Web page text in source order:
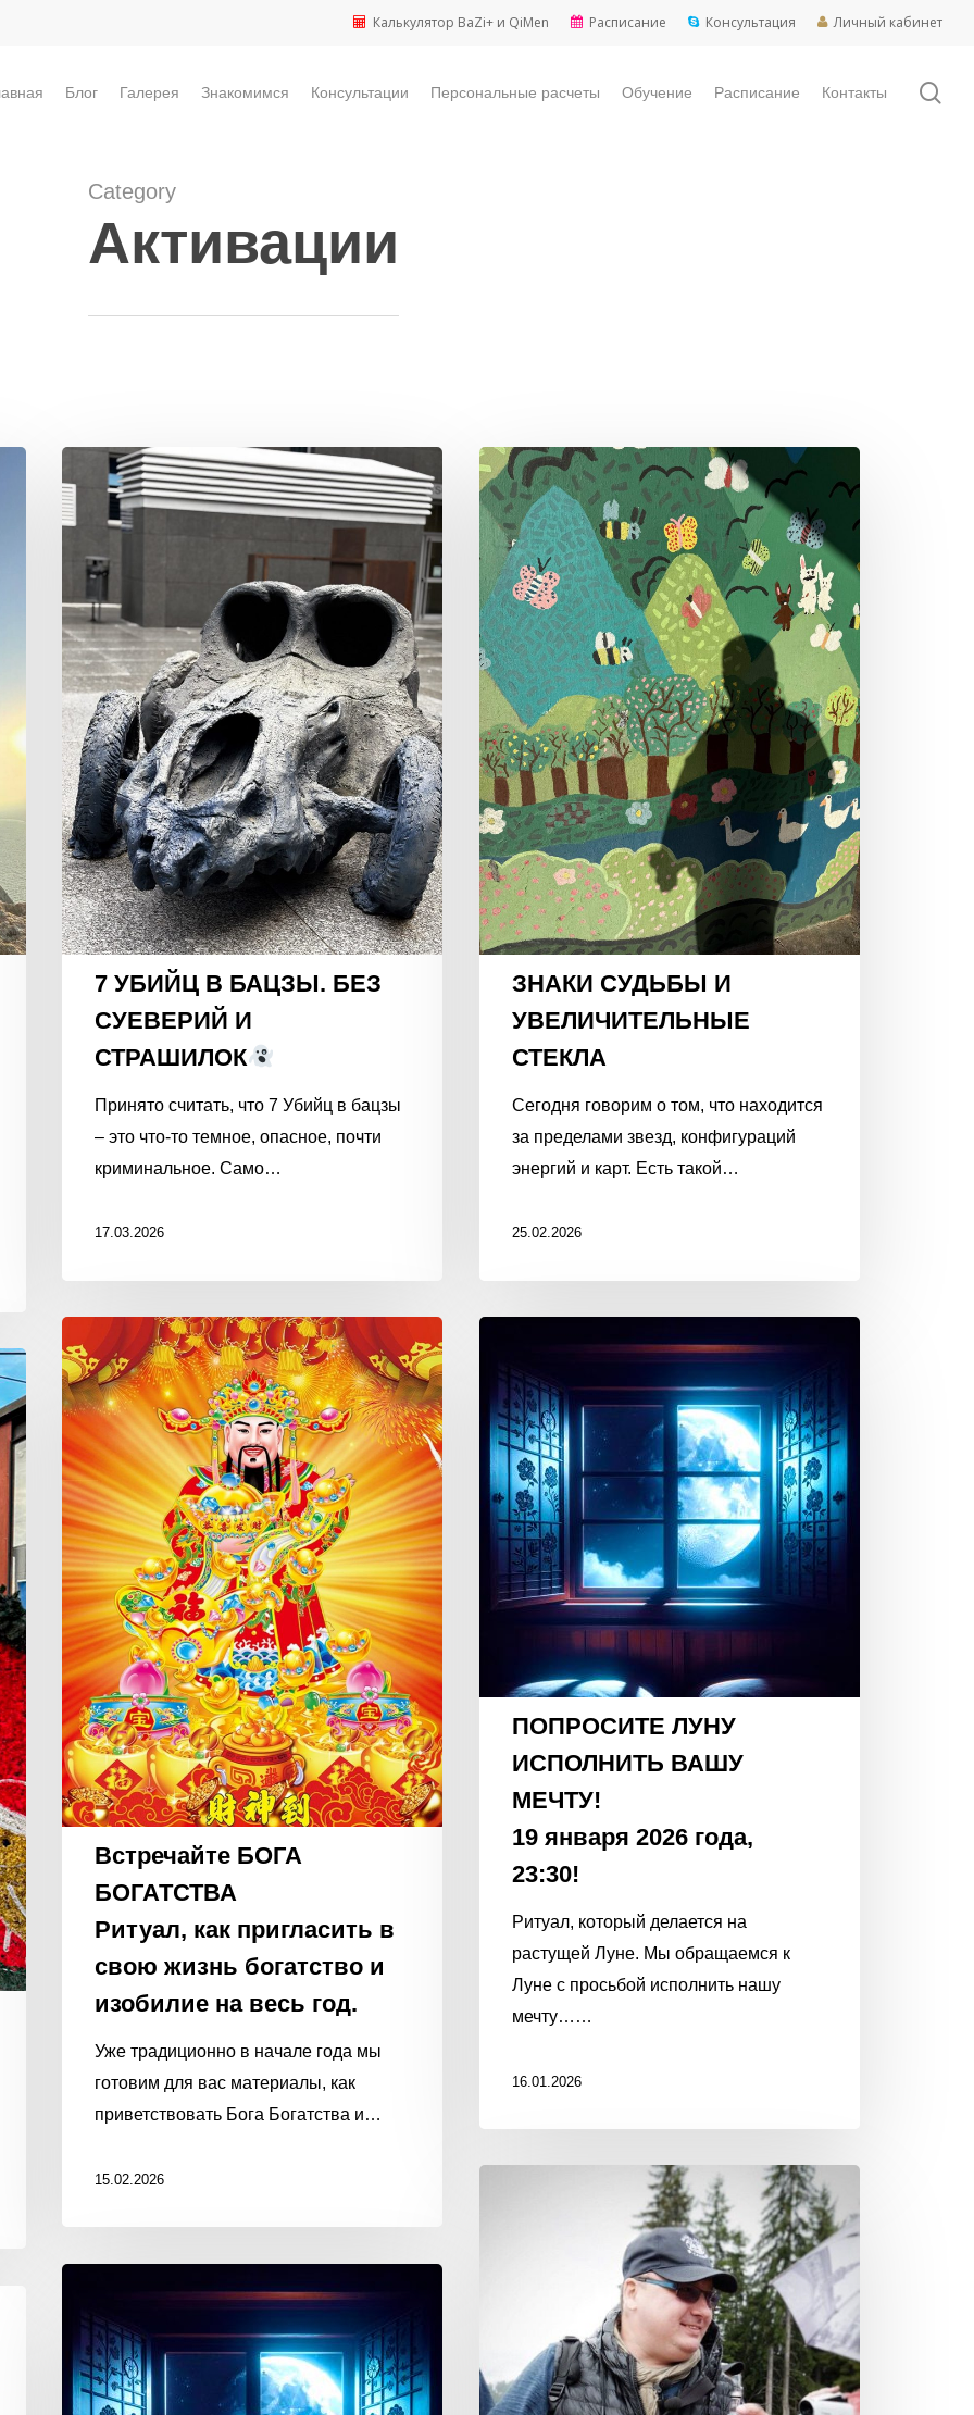
Калькулятор BaZi+ и QiMen Расписание Консультация Личный кабинет
Блог Галерея Знакомимся Консультации Персональные расчеты Обучение Расписание Контакты
Category
Активации
УБИЙЦ
В
БАЦЗЫ.
СУЕВЕРИЙ
И
СТРАШИЛОК
7 УБИЙЦ В БАЦЗЫ. БЕЗ
СУЕВЕРИЙ И
СТРАШИЛОК
Принято считать, что 7 Убийц в бацзы
– это что-то темное, опасное, почти
криминальное. Само…
17.03.2026
ЗНАКИ
СУДЬБЫ
УВЕЛИЧИТЕЛЬНЫЕ
СТЕКЛА
ЗНАКИ СУДЬБЫ И
УВЕЛИЧИТЕЛЬНЫЕ
СТЕКЛА
Сегодня говорим о том, что находится
за пределами звезд, конфигураций
энергий и карт. Есть такой…
25.02.2026
Встречайте
БОГА
БОГАТСТВА
Ритуал,
как
пригласить
в
свою
жизнь
богатство
и
изобилие
на
весь
год.
Встречайте БОГА
БОГАТСТВА
Ритуал, как пригласить в
свою жизнь богатство и
изобилие на весь год.
Уже традиционно в начале года мы
готовим для вас материалы, как
приветствовать Бога Богатства и…
15.02.2026
ИСПОЛНИТЬ
ВАШУ
МЕЧТУ!
19
января
2026
года,
ПОПРОСИТЕ ЛУНУ
ИСПОЛНИТЬ ВАШУ
МЕЧТУ!
19 января 2026 года,
23:30!
Ритуал, который делается на
растущей Луне. Мы обращаемся к
Луне с просьбой исполнить нашу
мечту……
16.01.2026
способ
нейтрализовать
ИСПОЛНИТЬ
ВАШУ
МЕЧТУ!